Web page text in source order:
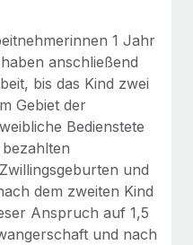
1 Jahr
anschließend
bis das Kind zwei
Gebiet der
Bedienstete
und
dem zweiten Kind
Anspruch auf 1,5
und nach